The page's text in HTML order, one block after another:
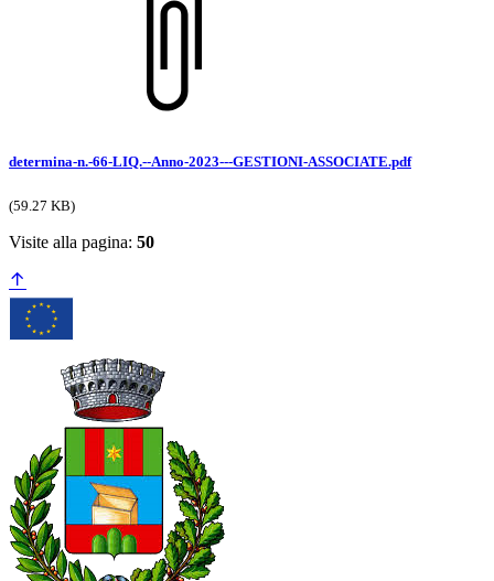
determina-n.-66-LIQ.--Anno-2023---GESTIONI-ASSOCIATE.pdf
(59.27 KB)
Visite alla pagina: 50